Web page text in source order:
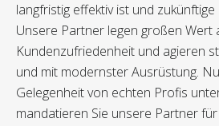
langfristig effektiv ist und
Unsere Partner legen großen Wert
Kundenzufriedenheit und agieren
und mit modernster Ausrüstung.
Gelegenheit von echten Profis
mandatieren Sie unsere Partner